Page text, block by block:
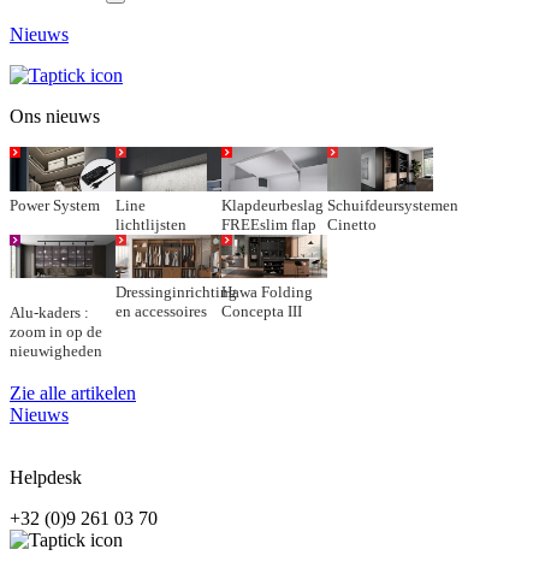
Nieuws
Ons nieuws
Power System
Line
lichtlijsten
Klapdeurbeslag
FREEslim flap
Schuifdeursystemen
Cinetto
Alu-kaders :
zoom in op de
nieuwigheden
Dressinginrichting
en accessoires
Hawa Folding
Concepta III
Zie alle artikelen
Nieuws
Helpdesk
+32 (0)9 261 03 70